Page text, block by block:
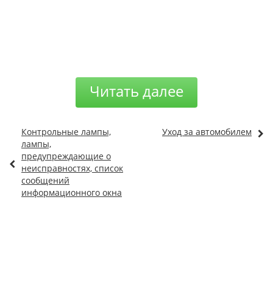
Читать далее
Контрольные лампы,
лампы,
предупреждающие о
неисправностях, список
сообщений
информационного окна
Уход за автомобилем